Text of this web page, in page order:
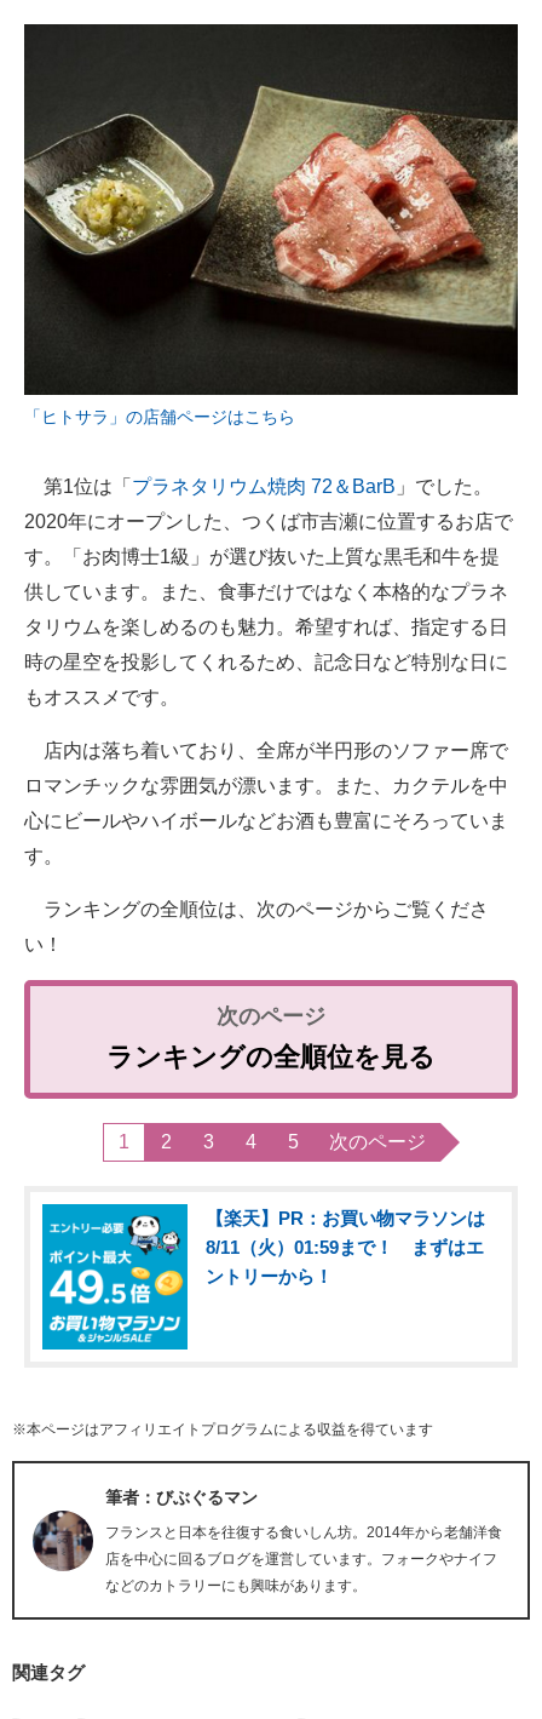
「ヒトサラ」の店舗ページはこちら
第1位は「 プラネタリウム焼肉 72＆BarB 」でした。
2020年にオープンした、つくば市吉瀬に位置するお店で
す。「お肉博士1級」が選び抜いた上質な黒毛和牛を提
供しています。また、食事だけではなく本格的なプラネ
タリウムを楽しめるのも魅力。希望すれば、指定する日
時の星空を投影してくれるため、記念日など特別な日に
もオススメです。
店内は落ち着いており、全席が半円形のソファー席で
ロマンチックな雰囲気が漂います。また、カクテルを中
心にビールやハイボールなどお酒も豊富にそろっていま
す。
ランキングの全順位は、次のページからご覧くださ
い！
ランキングの全順位を見る
1 2 3 4 5 次のページ
【楽天】PR：お買い物マラソンは
8/11（火）01:59まで！ まずはエ
ントリーから！
※本ページはアフィリエイトプログラムによる収益を得ています
筆者：びぶぐるマン
フランスと日本を往復する食いしん坊。2014年から老舗洋食
店を中心に回るブログを運営しています。フォークやナイフ
などのカトラリーにも興味があります。
関連タグ